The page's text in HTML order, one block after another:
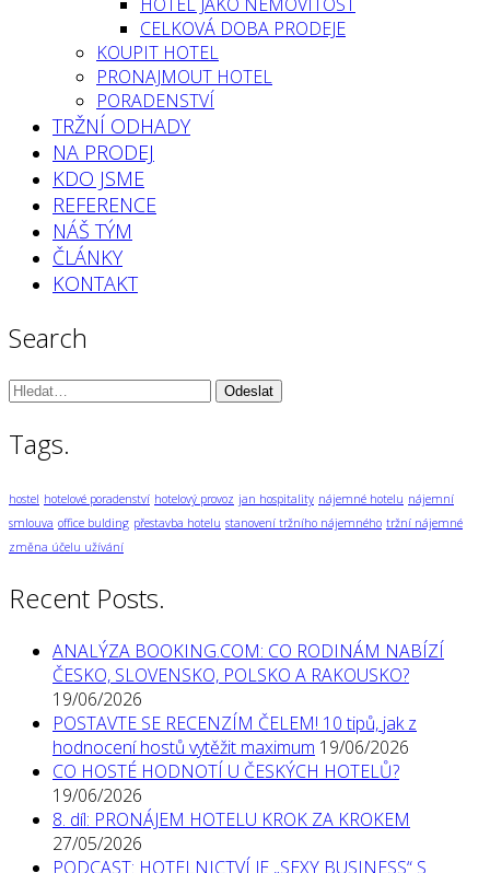
CELKOVÁ DOBA PRODEJE
KOUPIT HOTEL
PRONAJMOUT HOTEL
PORADENSTVÍ
TRŽNÍ ODHADY
NA PRODEJ
KDO JSME
REFERENCE
NÁŠ TÝM
ČLÁNKY
KONTAKT
Search
Vyhledávání:
Tags.
hostel hotelové poradenství hotelový provoz jan hospitality nájemné hotelu nájemní
smlouva office bulding přestavba hotelu stanovení tržního nájemného tržní nájemné
změna účelu užívání
Recent Posts.
ANALÝZA BOOKING.COM: CO RODINÁM NABÍZÍ
ČESKO, SLOVENSKO, POLSKO A RAKOUSKO?
19/06/2026
POSTAVTE SE RECENZÍM ČELEM! 10 tipů, jak z
hodnocení hostů vytěžit maximum 19/06/2026
CO HOSTÉ HODNOTÍ U ČESKÝCH HOTELŮ?
19/06/2026
8. díl: PRONÁJEM HOTELU KROK ZA KROKEM
27/05/2026
PODCAST: HOTELNICTVÍ JE „SEXY BUSINESS“ S